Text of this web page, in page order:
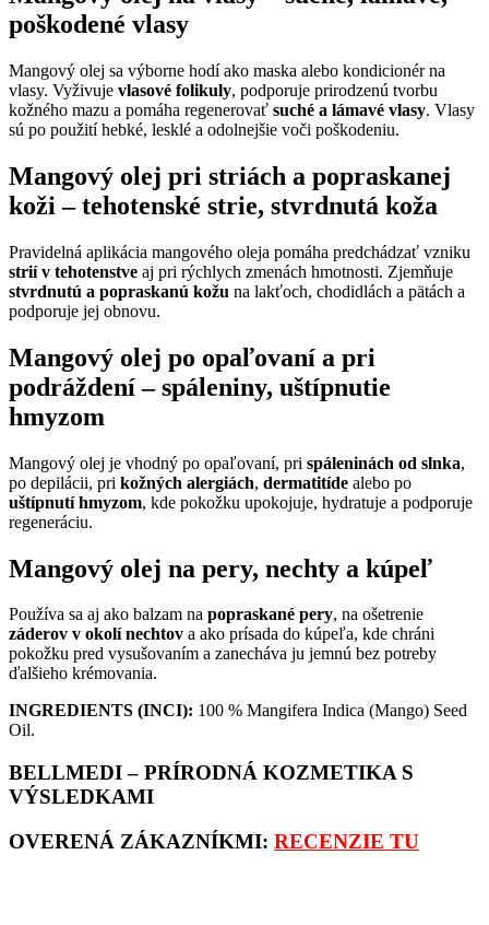
poškodené vlasy
Mangový olej sa výborne hodí ako maska alebo kondicionér na
vlasy. Vyživuje vlasové folikuly, podporuje prirodzenú tvorbu
kožného mazu a pomáha regenerovať suché a lámavé vlasy. Vlasy
sú po použití hebké, lesklé a odolnejšie voči poškodeniu.
Mangový olej pri striách a popraskanej
koži –tehotenské strie, stvrdnutá koža
Pravidelná aplikácia mangového oleja pomáha predchádzať vzniku
strií v tehotenstve aj pri rýchlych zmenách hmotnosti. Zjemňuje
stvrdnutú a popraskanú kožu na lakťoch, chodidlách a pätách a
podporuje jej obnovu.
Mangový olej po opaľovaní a pri
podráždení –spáleniny, uštípnutie
hmyzom
Mangový olej je vhodný po opaľovaní, pri spáleninách od slnka,
po depilácii, pri kožných alergiách, dermatitíde alebo po
uštípnutí hmyzom, kde pokožku upokojuje, hydratuje a podporuje
regeneráciu.
Mangový olej na pery, nechty a kúpeľ
Používa sa aj ako balzam na popraskané pery, na ošetrenie
záderov v okolí nechtov a ako prísada do kúpeľa, kde chráni
pokožku pred vysušovaním a zanecháva ju jemnú bez potreby
ďalšieho krémovania.
INGREDIENTS (INCI): 100 % Mangifera Indica (Mango) Seed
Oil.
BELLMEDI – PRÍRODNÁ KOZMETIKA S
VÝSLEDKAMI
OVERENÁ ZÁKAZNÍKMI: RECENZIE TU